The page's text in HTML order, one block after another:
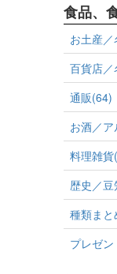
食品、
お土産
百貨店
通販(64)
お酒／
料理雑貨
歴史／
種類ま
プレゼ